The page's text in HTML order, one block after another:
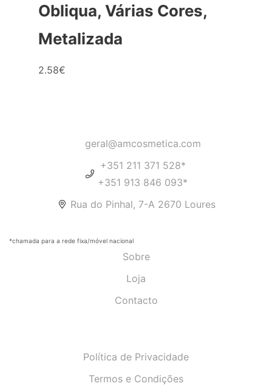
Obliqua, Várias Cores,
Metalizada
2.58€
Sobre
Loja
Contacto
Política de Privacidade
Termos e Condições
geral@amcosmetica.com
+351 211 371 528*
+351 913 846 093*
Rua do Pinhal, 7-A 2670 Loures
*chamada para a rede fixa/móvel nacional